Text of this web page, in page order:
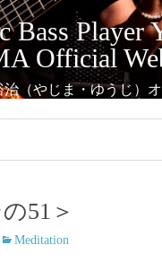
Bass Player
Official
（やじま・ゆうじ）
51＞
Meditation